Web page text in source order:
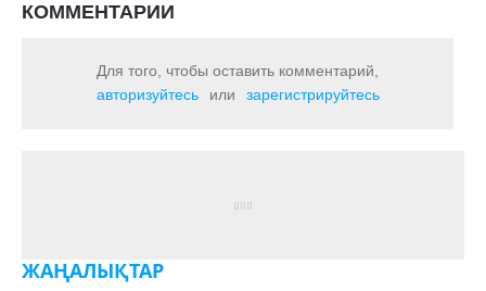
КОММЕНТАРИИ
Для того, чтобы оставить комментарий,
авторизуйтесь
или зарегистрируйтесь
ЖАҢАЛЫҚТАР